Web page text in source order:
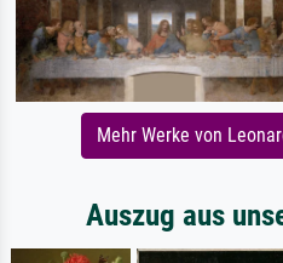
Mehr Werke von
Auszug aus